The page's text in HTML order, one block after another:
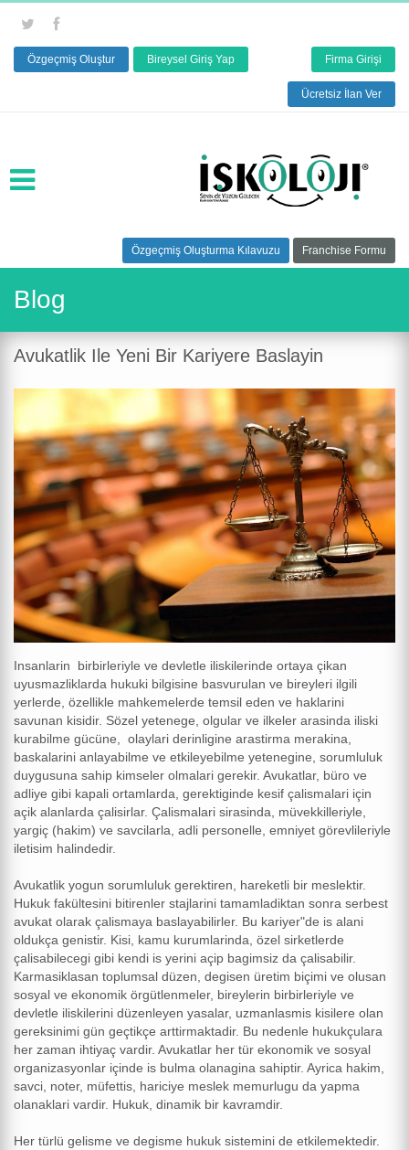
Özgeçmiş Oluştur Bireysel Giriş Yap Firma Girişi
Ücretsiz İlan Ver
Özgeçmiş Oluşturma Kılavuzu Franchise Formu
Blog
Avukatlik Ile Yeni Bir Kariyere Baslayin
Insanlarin birbirleriyle ve devletle iliskilerinde ortaya çikan
uyusmazliklarda hukuki bilgisine basvurulan ve bireyleri ilgili
yerlerde, özellikle mahkemelerde temsil eden ve haklarini
savunan kisidir. Sözel yetenege, olgular ve ilkeler arasinda iliski
kurabilme gücüne, olaylari derinligine arastirma merakina,
baskalarini anlayabilme ve etkileyebilme yetenegine, sorumluluk
duygusuna sahip kimseler olmalari gerekir. Avukatlar, büro ve
adliye gibi kapali ortamlarda, gerektiginde kesif çalismalari için
açik alanlarda çalisirlar. Çalismalari sirasinda, müvekkilleriyle,
yargiç (hakim) ve savcilarla, adli personelle, emniyet görevlileriyle
iletisim halindedir.
Avukatlik yogun sorumluluk gerektiren, hareketli bir meslektir.
Hukuk fakültesini bitirenler stajlarini tamamladiktan sonra serbest
avukat olarak çalismaya baslayabilirler. Bu kariyer"de is alani
oldukça genistir. Kisi, kamu kurumlarinda, özel sirketlerde
çalisabilecegi gibi kendi is yerini açip bagimsiz da çalisabilir.
Karmasiklasan toplumsal düzen, degisen üretim biçimi ve olusan
sosyal ve ekonomik örgütlenmeler, bireylerin birbirleriyle ve
devletle iliskilerini düzenleyen yasalar, uzmanlasmis kisilere olan
gereksinimi gün geçtikçe arttirmaktadir. Bu nedenle hukukçulara
her zaman ihtiyaç vardir. Avukatlar her tür ekonomik ve sosyal
organizasyonlar içinde is bulma olanagina sahiptir. Ayrica hakim,
savci, noter, müfettis, hariciye meslek memurlugu da yapma
olanaklari vardir. Hukuk, dinamik bir kavramdir.
Her türlü gelisme ve degisme hukuk sistemini de etkilemektedir.